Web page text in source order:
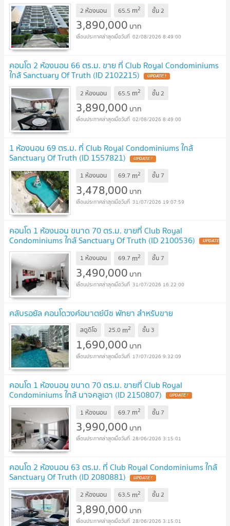
2 ห้องนอน 65.5 m2 ชั้น2
3,890,000 บาท
02/08/2026 8:49:00
คอนโด 2 ห้องนอน 66 ตร.ม. ขาย ที่ Club Royal Condominiums
ใกล้ Sanctuary Of Truth (ID 2102215)
2 ห้องนอน 65.5 m2 ชั้น2
3,890,000 บาท
02/08/2026 8:49:00
1 ห้องนอน 69 ตร.ม. ที่ Club Royal Condominiums ใกล้
Sanctuary Of Truth (ID 1557821)
1 ห้องนอน 69.7 m2 ชั้น 7
3,478,000 บาท
31/07/2026 19:07:59
คอนโด 1 ห้องนอน ขนาด 70 ตร.ม. ขายที่ Club Royal
Condominiums ใกล้ Sanctuary Of Truth (ID 2100536)
1 ห้องนอน 69.7 m2 ชั้น 7
3,490,000 บาท
31/07/2026 16:22:00
คลับรอยัล คอนโดวงศ์อมาตย์บีช พัทยา สำหรับขาย
สตูดิโอ 25.0 m2 ชั้น 3
1,690,000 บาท
17/07/2026 9:32:09
คอนโด 1 ห้องนอน ขนาด 70 ตร.ม. ขายที่ Club Royal
Condominiums ใกล้ นาจคลูเอา (ID 2150807)
1 ห้องนอน 69.7 m2 ชั้น 7
3,990,000 บาท
28/06/2026 3:15:01
คอนโด 2 ห้องนอน 63 ตร.ม. ที่ Club Royal Condominiums ใกล้
Sanctuary Of Truth (ID 2080881)
2 ห้องนอน 63.5 m2 ชั้น2
3,890,000 บาท
28/06/2026 3:15:01